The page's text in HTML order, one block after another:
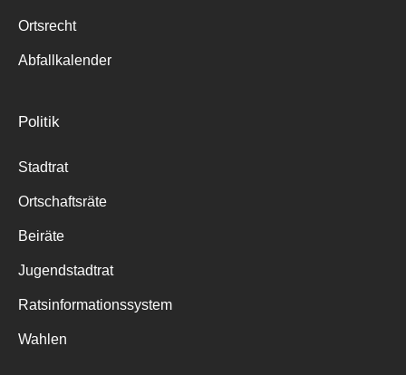
Ortsrecht
Abfallkalender
Politik
Stadtrat
Ortschaftsräte
Beiräte
Jugendstadtrat
Ratsinformationssystem
Wahlen